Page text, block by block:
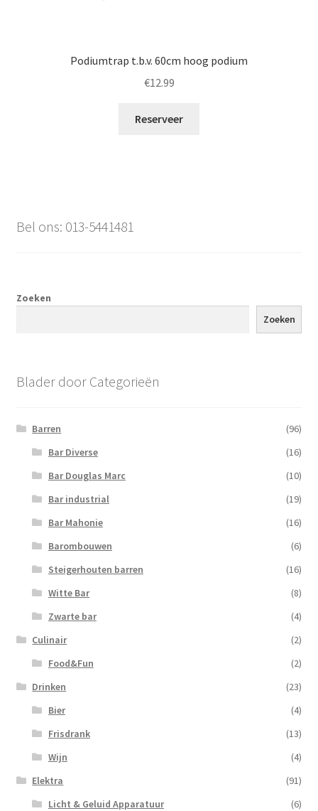
Podiumtrap t.b.v. 60cm hoog podium
€12.99
Reserveer
Bel ons: 013-5441481
Zoeken
Zoeken
Blader door Categorieën
Barren
(96)
Bar Diverse
(16)
Bar Douglas Marc
(10)
Bar industrial
(19)
Bar Mahonie
(16)
Barombouwen
(6)
Steigerhouten barren
(16)
Witte Bar
(8)
Zwarte bar
(4)
Culinair
(2)
Food&Fun
(2)
Drinken
(23)
Bier
(4)
Frisdrank
(13)
Wijn
(4)
Elektra
(91)
Licht & Geluid Apparatuur
(6)